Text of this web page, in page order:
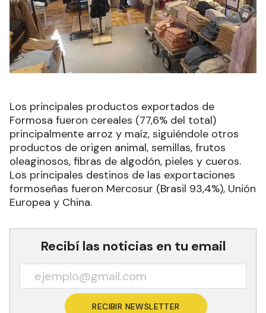
Los principales productos exportados de
Formosa fueron cereales (77,6% del total)
principalmente arroz y maíz, siguiéndole otros
productos de origen animal, semillas, frutos
oleaginosos, fibras de algodón, pieles y cueros.
Los principales destinos de las exportaciones
formoseñas fueron Mercosur (Brasil 93,4%), Unión
Europea y China.
Recibí las noticias en tu email
RECIBIR NEWSLETTER